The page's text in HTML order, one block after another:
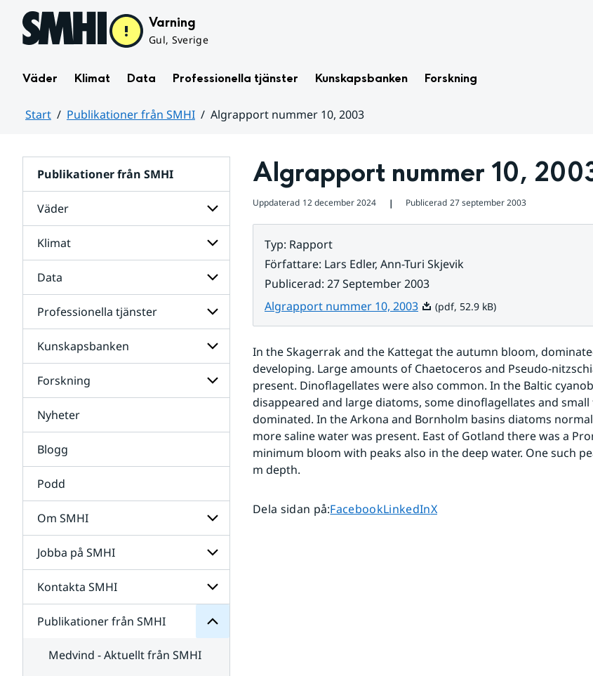
Hoppa till sidans innehåll Varning
Gul, Sverige
Väder Klimat Data Professionella tjänster Kunskapsbanken Forskning
Start Publikationer från SMHI
Algrapport nummer 10, 2003
Publikationer från SMHI
Väder
Undersidor
för
Väder
Klimat
Undersidor
för
Klimat
Data
Undersidor
för
Data
Professionella tjänster
Undersidor
för
Professionella
tjänster
Kunskapsbanken
Undersidor
för
Kunskapsbanken
Forskning
Undersidor
för
Forskning
Nyheter
Blogg
Podd
Om SMHI
Undersidor
för
Om
SMHI
Jobba på SMHI
Undersidor
för
Jobba
på
Kontakta SMHI
Undersidor
Kontakta
SMHI
Publikationer från SMHI
Undersidor
för
Publikationer
från
SMHI
Medvind - Aktuellt från SMHI
Algrapport nummer 10,
Uppdaterad 12 december 2024 ❘ Publicerad 27 september 2003
Typ: Rapport
Författare: Lars Edler, Ann-Turi Skjevik
Publicerad: 27 September 2003
Algrapport nummer 10, 2003Pdf, 52.9 kB.
(pdf, 52.9 kB)
In the Skagerrak and the Kattegat the autumn bloom,
developing. Large amounts of Chaetoceros and Pseudo-
present. Dinoflagellates were also common. In the Baltic
disappeared and large diatoms, some dinoflagellates and small
dominated. In the Arkona and Bornholm basins diatoms
more saline water was present. East of Gotland there was a
minimum bloom with peaks also in the deep water. One such
m depth.
Dela sidan på:Dela sidan på
FacebookDela sidan på
LinkedInDela sidan på
X